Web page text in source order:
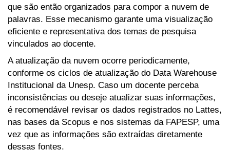
que são então organizados para compor a nuvem de
palavras. Esse mecanismo garante uma visualização
eficiente e representativa dos temas de pesquisa
vinculados ao docente.
A atualização da nuvem ocorre periodicamente,
conforme os ciclos de atualização do Data Warehouse
Institucional da Unesp. Caso um docente perceba
inconsistências ou deseje atualizar suas informações,
é recomendável revisar os dados registrados no Lattes,
nas bases da Scopus e nos sistemas da FAPESP, uma
vez que as informações são extraídas diretamente
dessas fontes.